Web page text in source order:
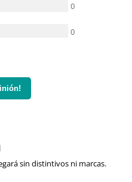
0
0
sin distintivos ni marcas.